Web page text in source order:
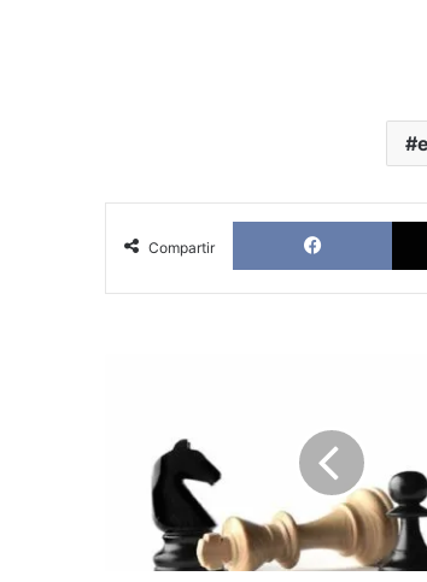
Compartir
incentivos
perversos